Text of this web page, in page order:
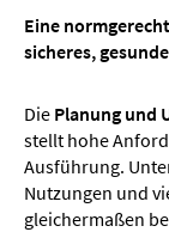
Eine
sicheres,
Die Planung und
stellt hohe
Ausführung.
Nutzungen und
gleichermaßen